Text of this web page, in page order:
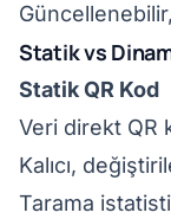
Statik vs
Statik QR Kod
Veri direkt QR
Kalıcı,
Tarama